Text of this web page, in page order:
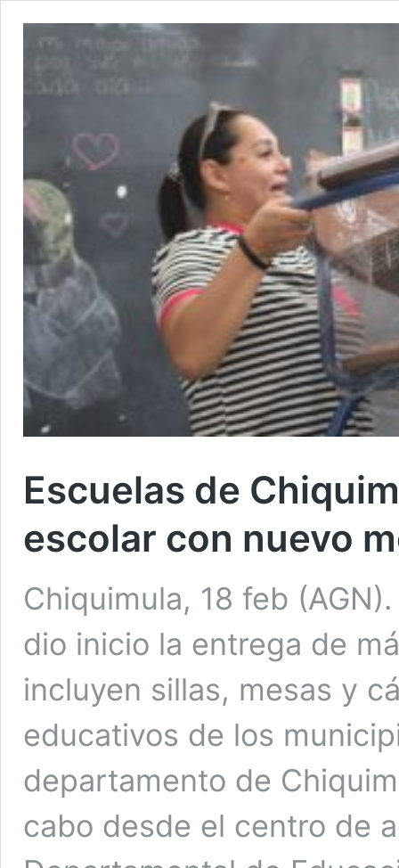
Escuelas de
escolar con nuevo
Chiquimula, 18 feb
dio inicio la entrega de
incluyen sillas, mesas y
educativos de los
departamento de
cabo desde el centro de